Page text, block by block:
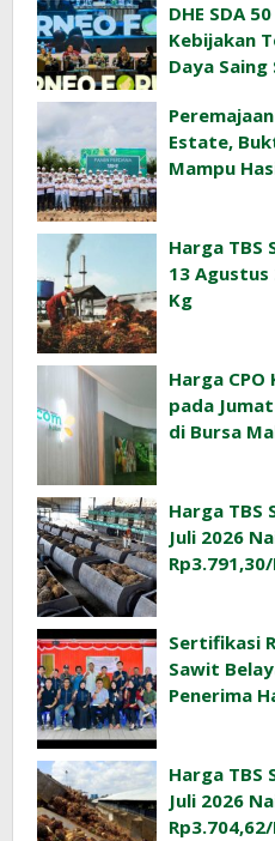
DHE SDA
Kebijakan
Daya Saing
Estate,
Mampu
Harga TBS
13 Agustus
Kg
Harga
pada
di Bursa
Harga TBS
Juli 2026
Sertifikasi
Sawit
Penerima
Harga TBS
Juli 2026